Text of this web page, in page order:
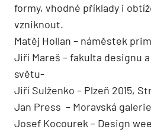
formy, vhodné příklady i
vzniknout.
Matěj Hollan – náměstek
Jiří Mareš – fakulta designu
světu-
Jiří Sulženko – Plzeň 2015,
Jan Press – Moravská galerie
Josef Kocourek – Design